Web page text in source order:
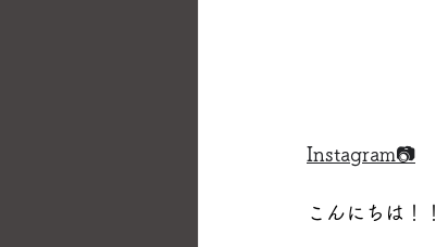
Instagram📷
こんにちは！！